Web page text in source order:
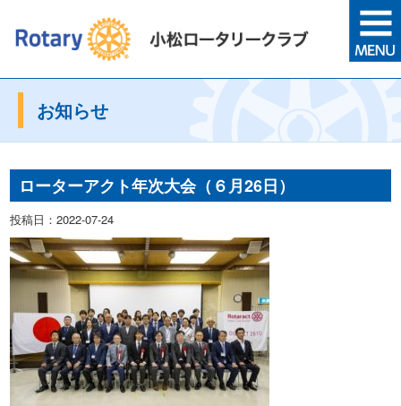
お知らせ
ローターアクト年次大会（６月26日）
投稿日：2022-07-24